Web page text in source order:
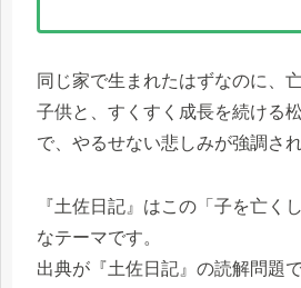
同じ家で生まれたはずなのに、
子供と、すくすく成長を続ける
で、やるせない悲しみが強調さ
『土佐日記』はこの「子を亡く
なテーマです。
出典が『土佐日記』の読解問題